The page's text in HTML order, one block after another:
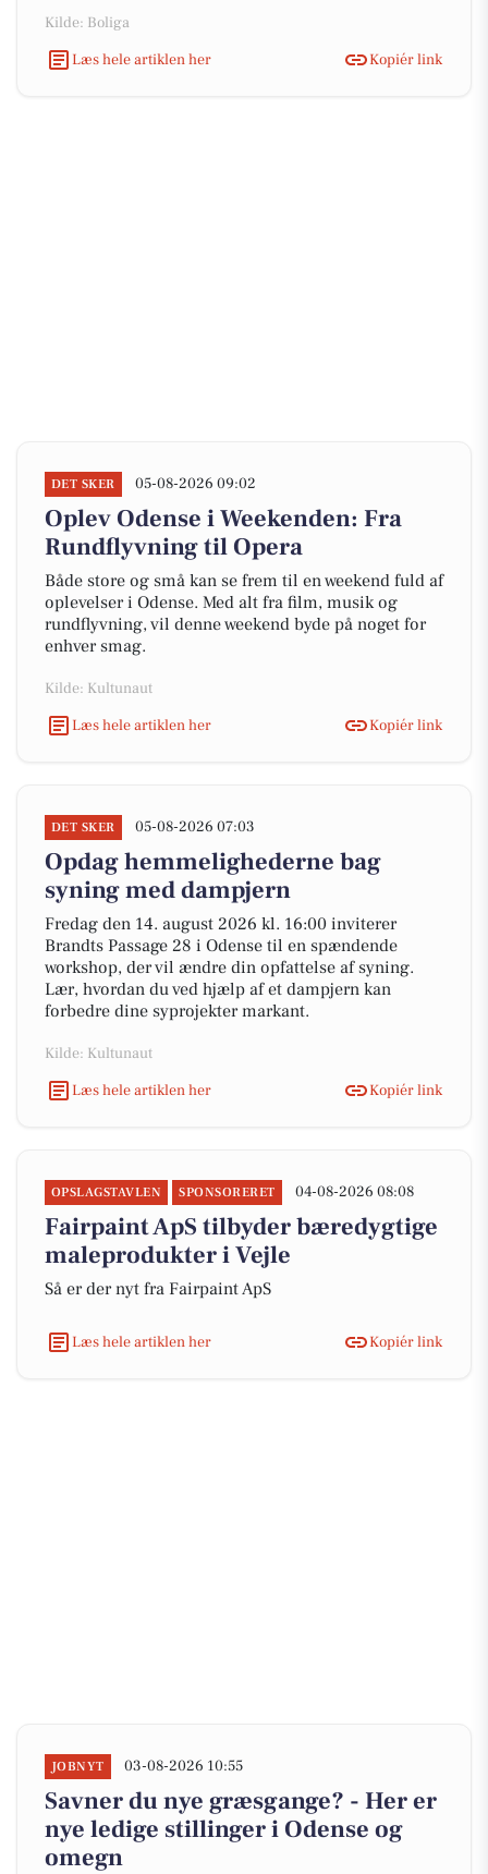
Kilde: Boliga
Læs hele artiklen her
Kopiér link
DET SKER 05-08-2026 09:02
Oplev Odense i Weekenden: Fra
Rundflyvning til Opera
Både store og små kan se frem til en weekend fuld af
oplevelser i Odense. Med alt fra film, musik og
rundflyvning, vil denne weekend byde på noget for
enhver smag.
Kilde: Kultunaut
Læs hele artiklen her
Kopiér link
DET SKER 05-08-2026 07:03
Opdag hemmelighederne bag
syning med dampjern
Fredag den 14. august 2026 kl. 16:00 inviterer
Brandts Passage 28 i Odense til en spændende
workshop, der vil ændre din opfattelse af syning.
Lær, hvordan du ved hjælp af et dampjern kan
forbedre dine syprojekter markant.
Kilde: Kultunaut
Læs hele artiklen her
Kopiér link
OPSLAGSTAVLEN SPONSORERET 04-08-2026 08:08
Fairpaint ApS tilbyder bæredygtige
maleprodukter i Vejle
Så er der nyt fra Fairpaint ApS
Læs hele artiklen her Kopiér link
JOBNYT 03-08-2026 10:55
Savner du nye græsgange? - Her er
nye ledige stillinger i Odense og
omegn